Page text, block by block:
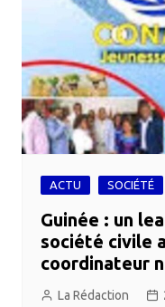
ACTU SOCIÉTÉ
Guinée : un
société civile
coordinateur
La Rédaction